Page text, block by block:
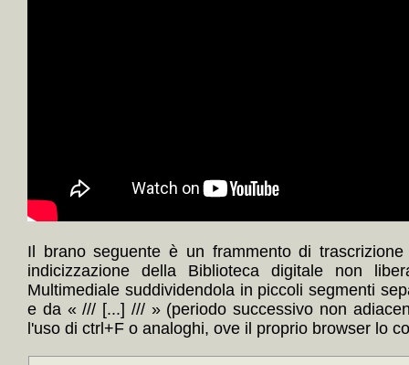
Il brano seguente è un frammento di
indicizzazione della Biblioteca digitale non
Multimediale suddividendola in piccoli segmenti
e da « /// [...] /// » (periodo successivo non
l'uso di ctrl+F o analoghi, ove il proprio browser lo